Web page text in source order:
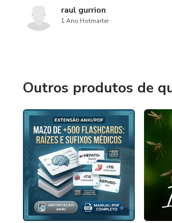
raul gurrion
1 Ano Hotmarter
Outros produtos de